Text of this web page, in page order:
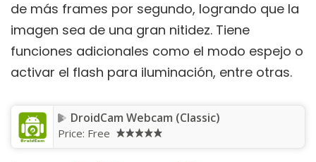
de más frames por segundo, logrando que la
imagen sea de una gran nitidez. Tiene
funciones adicionales como el modo espejo o
activar el flash para iluminación, entre otras.
DroidCam Webcam (Classic)
Price: Free